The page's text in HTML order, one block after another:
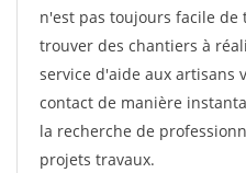
n'est pas toujours facile
trouver des chantiers à
service d'aide aux artisans
contact de manière
la recherche de
projets travaux.